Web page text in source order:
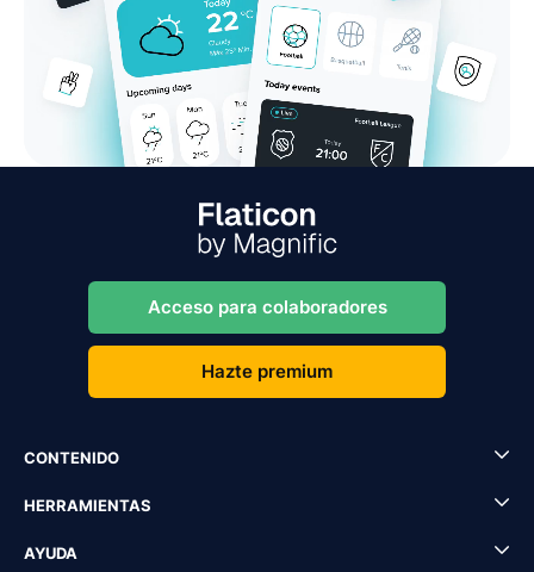
Acceso para colaboradores
Hazte premium
CONTENIDO
HERRAMIENTAS
AYUDA